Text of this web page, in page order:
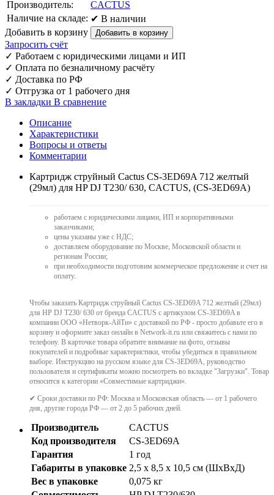
Производитель:
CACTUS
Наличие на складе: ✔ В наличии
Добавить в корзину
Запросить счёт
✓ Работаем с юридическими лицами и ИП
✓ Оплата по безналичному расчёту
✓ Доставка по РФ
✓ Отгрузка от 1 рабочего дня
В закладки В сравнение
Описание
Характеристики
Вопросы и ответы
Комментарии
Картридж струйный Cactus CS-3ED69A 712 желтый
(29мл) для HP DJ T230/ 630, CACTUS, (CS-3ED69A)
работаем с юридическими лицами, ИП и корпоративными
заказчиками;
цены указаны уже с НДС;
доставляем оборудование по Москве, Московской области и
регионам России;
при необходимости подготовим коммерческое предложение и счет на
оплату.
Чтобы заказать Картридж струйный Cactus CS-3ED69A 712 желтый (29мл)
для HP DJ T230/ 630 от бренда CACTUS с артикулом CS-3ED69A в
компании ООО «Нетворк-АйТи» с доставкой по РФ - просто добавьте его в
корзину и оформите заказ онлайн в Network-it.ru или свяжитесь с нами по
телефону. В карточке товара обратите внимание на фото, отзывы
покупателей и подробные характеристики, чтобы убедиться в правильном
выборе. Инструкцию на русском языке для CS-3ED69A, руководство
пользователя и сертификаты можно посмотреть во вкладке "Загрузки". Товар
относится к категории «Совместимые картриджи».
✔ Сроки доставки по РФ: Москва и Московская область — от 1 рабочего
дня, другие города РФ — от 2 до 5 рабочих дней.
Производитель
CACTUS
Код производителя
CS-3ED69A
Гарантия
1 год
Габариты в упаковке 2,5 x 8,5 x 10,5 см (ШхВхД)
Вес в упаковке
0,075 кг